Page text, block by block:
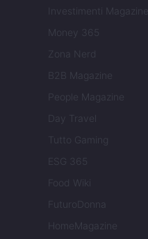
Investimenti Magazine
Money 365
Zona Nerd
B2B Magazine
People Magazine
Day Travel
Tutto Gaming
ESG 365
Food Wiki
FuturoDonna
HomeMagazine